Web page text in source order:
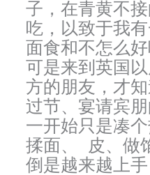
子，在青黄不
吃，以致于我
面食和不怎么好
可是来到英国
方的朋友，才
过节、宴请宾
一开始只是凑
揉面、 皮、做
倒是越来越上